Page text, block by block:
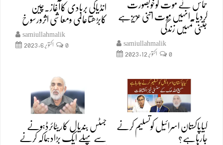
حماس نے موت کوخوبصورت
کردیا.انہیں موت اتنی عزیزہے
جتنی تمہیں زندگی
samiullahmalik
اکتوبر 12, 2023
0
انڈیاکی بربادی کاآغاز۔چین
کابڑھتاعالمی ومعاشی اثرورسوخ
samiullahmalik
اکتوبر 6, 2023
0
کیاپاکستان اسرائیل کوتسلیم کرنے
جارہاہے؟
جسٹس بندیال کاریٹائرڈہونے
سے پہلے ایک بڑادہماکہ کرنے